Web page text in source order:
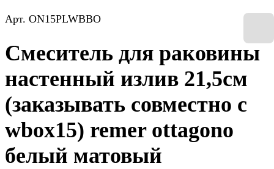
Арт. ON15PLWBBO
Смеситель для раковины
настенный излив 21,5см
(заказывать совместно с
wbox15) remer ottagono
белый матовый